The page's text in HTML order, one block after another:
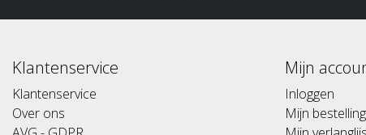
Klantenservice
Klantenservice
Over ons
Mijn
Inloggen
Mijn